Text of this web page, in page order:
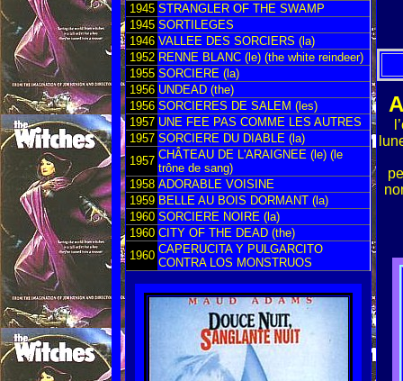
1945 STRANGLER OF THE SWAMP
1945 SORTILEGES
1946 VALLEE DES SORCIERS (la)
1952 RENNE BLANC (le) (the white reindeer)
1955 SORCIERE (la)
1956 UNDEAD (the)
1956 SORCIERES DE SALEM (les)
1957 UNE FEE PAS COMME LES AUTRES
1957 SORCIERE DU DIABLE (la)
1957 CHÂTEAU DE L'ARAIGNEE (le) (le
trône de sang)
1958 ADORABLE VOISINE
1959 BELLE AU BOIS DORMANT (la)
1960 SORCIERE NOIRE (la)
1960 CITY OF THE DEAD (the)
1960 CAPERUCITA Y PULGARCITO
CONTRA LOS MONSTRUOS
A